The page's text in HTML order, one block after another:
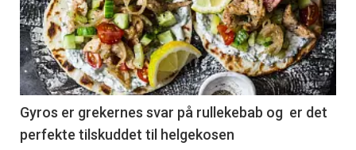
akkurat
nå
-
6
Gyros er grekernes svar på rullekebab og er det
perfekte tilskuddet til helgekosen